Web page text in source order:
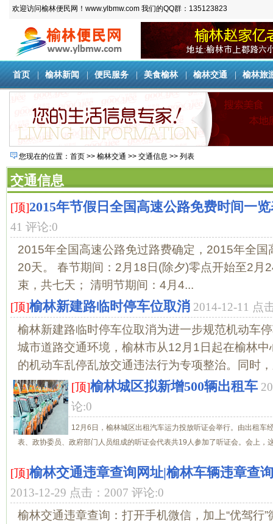
欢迎访问榆林便民网！www.ylbmw.com 我们的QQ群：135123823
首页 榆林新闻 便民服务 美食榆林 榆林交通 榆林旅
您现在的位置： 首页 >> 榆林交通 >> 交通信息 >> 列表
交通信息
[顶]2015年节假日全国高速公路免费时间一
41 评论:0
2015年全国高速公路免过路费确定，2015年全国
20天。 春节期间：2月18日(除夕)零点开始至2月
束，共七天； 清明节期间：4月4...
[顶]榆林新建路临时停车位取消 2014-12-11 点
榆林新建路临时停车位取消为进一步规范机动车
城市道路交通环境，榆林市从12月1日起在榆林
的机动车乱停乱放交通违法行为专项整治。同时
[顶]榆林城区拟新增500辆出租车
论:0
12月6日，榆林城区出租汽车运力投放听证会举行。由出租车
表、政协委员、政府部门人员组成的听证会代表共19人参加了听证会。会上，
[顶]榆林交通违章查询网址|榆林车辆违章查
2013-12-29 点击：2007 评论:0
榆林交通违章查询：打开手机微信，加上“优驾行